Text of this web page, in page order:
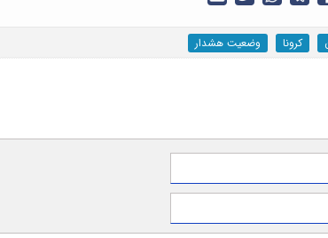
کرونا وضعیت هشدار